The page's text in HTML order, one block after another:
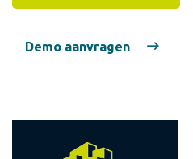
Demo aanvragen